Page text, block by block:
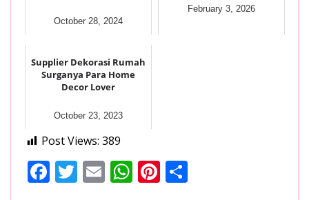
October 28, 2024
February 3, 2026
Supplier Dekorasi Rumah
Surganya Para Home
Decor Lover
October 23, 2023
Post Views: 389
F T E W Pi